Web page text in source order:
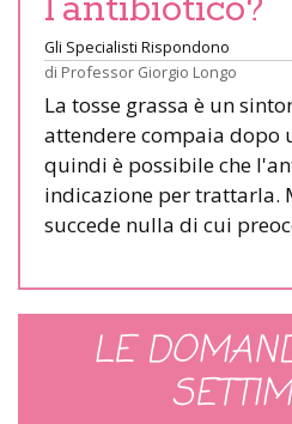
Gli Specialisti Rispondono
di Professor Giorgio Longo
La tosse grassa è un
attendere compaia dopo
quindi è possibile che
indicazione per trattarla.
succede nulla di cui
LE